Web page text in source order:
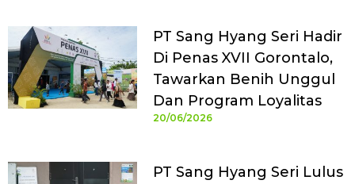
PT Sang Hyang Seri Hadir
Di Penas XVII Gorontalo,
Tawarkan Benih Unggul
Dan Program Loyalitas
20/06/2026
PT Sang Hyang Seri Lulus